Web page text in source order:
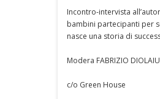
Incontro-intervista
bambini partecipanti per
nasce una storia di
Modera FABRIZIO
c/o Green House